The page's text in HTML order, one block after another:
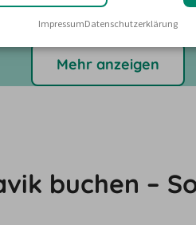
Mehr anzeigen
buchen –
ImpressumDatenschutzerklärung